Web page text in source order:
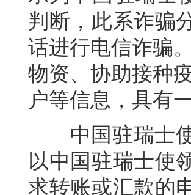
判断，此系诈骗
话进行电信诈骗
物资、协助接种
户等信息，具有
中国驻瑞士使
以中国驻瑞士使
求转账或汇款的